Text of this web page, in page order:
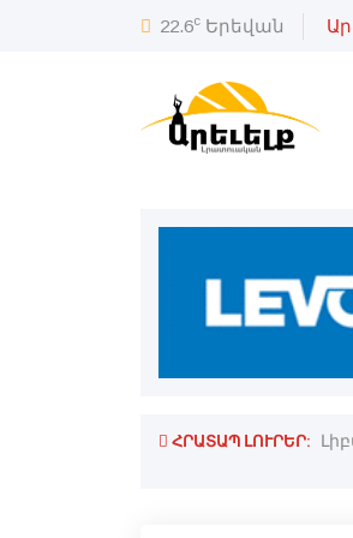
22.6c Երեվան
ՀՐԱՏԱՊ ԼՈՒՐԵՐ:
Ռուսիոյ ԱԳՆ պաշտօնեայ